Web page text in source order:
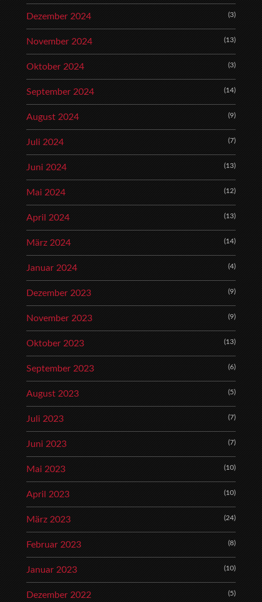
Dezember 2024 (3)
November 2024 (13)
Oktober 2024 (3)
September 2024 (14)
August 2024 (9)
Juli 2024 (7)
Juni 2024 (13)
Mai 2024 (12)
April 2024 (13)
März 2024 (14)
Januar 2024 (4)
Dezember 2023 (9)
November 2023 (9)
Oktober 2023 (13)
September 2023 (6)
August 2023 (5)
Juli 2023 (7)
Juni 2023 (7)
Mai 2023 (10)
April 2023 (10)
März 2023 (24)
Februar 2023 (8)
Januar 2023 (10)
Dezember 2022 (5)